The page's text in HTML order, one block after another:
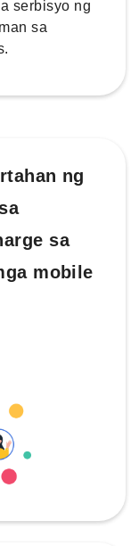
serbisyo ng
sa
ng
sa
mobile